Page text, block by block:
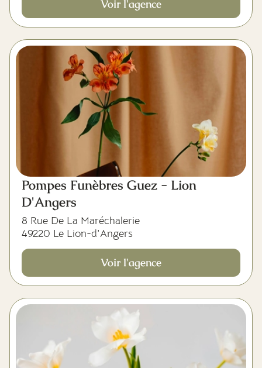
Voir l'agence
Pompes Funèbres Guez - Lion
D'Angers
8 Rue De La Maréchalerie
49220 Le Lion-d'Angers
Voir l'agence